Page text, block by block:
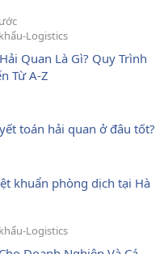
Logistics
Quan Là Gì? Quy Trình
Từ A-Z
toán hải quan ở đâu tốt?
khuẩn phòng dịch tại Hà
Logistics